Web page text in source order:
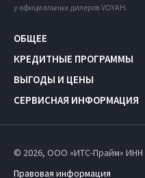
у официальных дилеров VOYAH.
ОБЩЕЕ
КРЕДИТНЫЕ ПРОГРАММЫ
ВЫГОДЫ И ЦЕНЫ
СЕРВИСНАЯ ИНФОРМАЦИЯ
© 2026, ООО «ИТС-Прайм» ИНН
Правовая информация